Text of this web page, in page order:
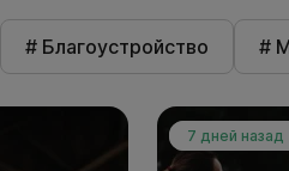
# Благоустройство #
7 дней назад